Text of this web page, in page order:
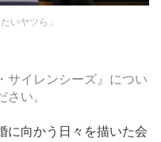
いヤツら」
サイレンシーズ』につい
い。
に向かう日々を描いた会